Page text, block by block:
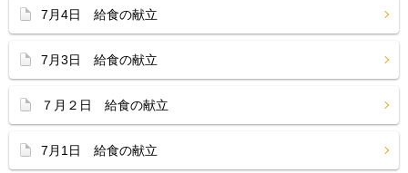
7月4日 給食の献立
7月3日 給食の献立
７月２日 給食の献立
7月1日 給食の献立